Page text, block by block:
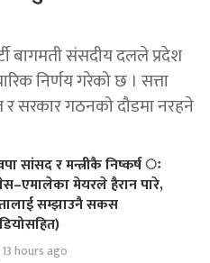
बागमती संसदीय दलले प्रदेश
निर्णय गरेको छ । सत्ता
गठनको दौडमा नरहने
सांसद र मन्त्रीकै निष्कर्ष ः
मेयरले हैरान पारे,
सम्झाउनै सकस
13 hours ago